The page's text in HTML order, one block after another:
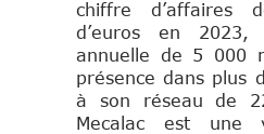
chiffre d’affaires
d’euros en 2023,
annuelle de 5 000
présence dans plus
à son réseau de
Mecalac est une